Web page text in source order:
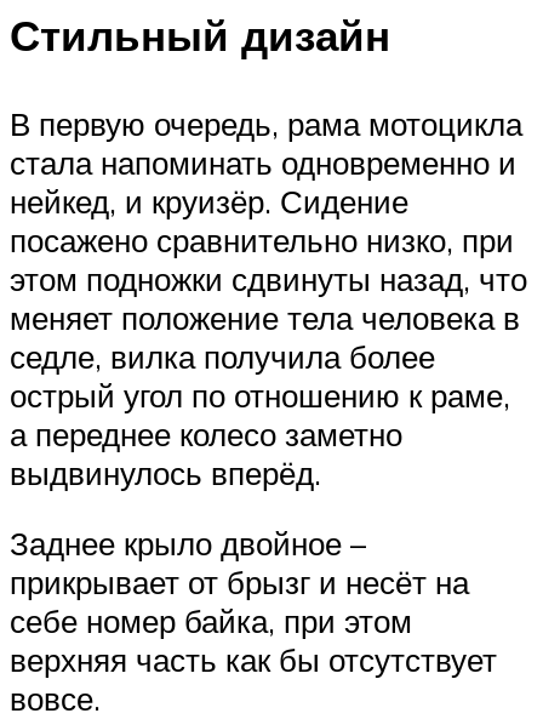
Стильный дизайн
В первую очередь, рама мотоцикла
стала напоминать одновременно и
нейкед, и круизёр. Сидение
посажено сравнительно низко, при
этом подножки сдвинуты назад, что
меняет положение тела человека в
седле, вилка получила более
острый угол по отношению к раме,
а переднее колесо заметно
выдвинулось вперёд.
Заднее крыло двойное –
прикрывает от брызг и несёт на
себе номер байка, при этом
верхняя часть как бы отсутствует
вовсе.